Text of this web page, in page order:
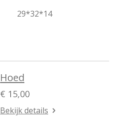
29*32*14
Hoed
€ 15,00
Bekijk details